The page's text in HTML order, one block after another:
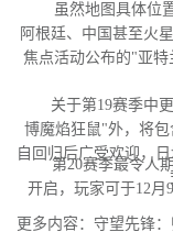
虽然地图具体位置
阿根廷、中国甚至火
焦点活动公布的"亚
关于第19赛季中更
博魔焰狂鼠"外，将
自回归后广受欢迎，
第20赛季最令人期
开启，玩家可于12月
更多内容：守望先锋